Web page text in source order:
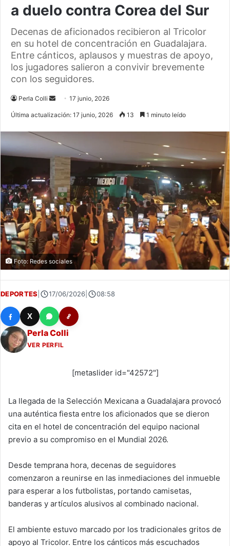
a duelo contra Corea del Sur
Decenas de aficionados recibieron al Tricolor
en su hotel de concentración en Guadalajara.
Entre cánticos, aplausos y muestras de apoyo,
los jugadores salieron a convivir brevemente
con los seguidores.
Perla Colli
Send17 junio, 2026
Última actualización: 17 junio, 2026 13 1 minuto leído
Foto: Redes sociales
DEPORTES 17/06/2026 08:58
X
Perla Colli
VER PERFIL
[metaslider id="42572"]
La llegada de la Selección Mexicana a Guadalajara provocó
una auténtica fiesta entre los aficionados que se dieron
cita en el hotel de concentración del equipo nacional
previo a su compromiso en el Mundial 2026.
Desde temprana hora, decenas de seguidores
comenzaron a reunirse en las inmediaciones del inmueble
para esperar a los futbolistas, portando camisetas,
banderas y artículos alusivos al combinado nacional.
El ambiente estuvo marcado por los tradicionales gritos de
apoyo al Tricolor. Entre los cánticos más escuchados